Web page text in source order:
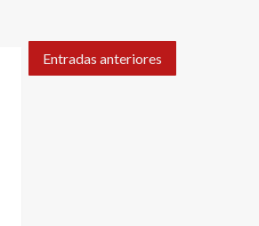
pendiente
Entradas anteriores